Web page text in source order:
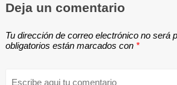
Deja un comentario
Tu dirección de correo electrónico no será
obligatorios están marcados con *